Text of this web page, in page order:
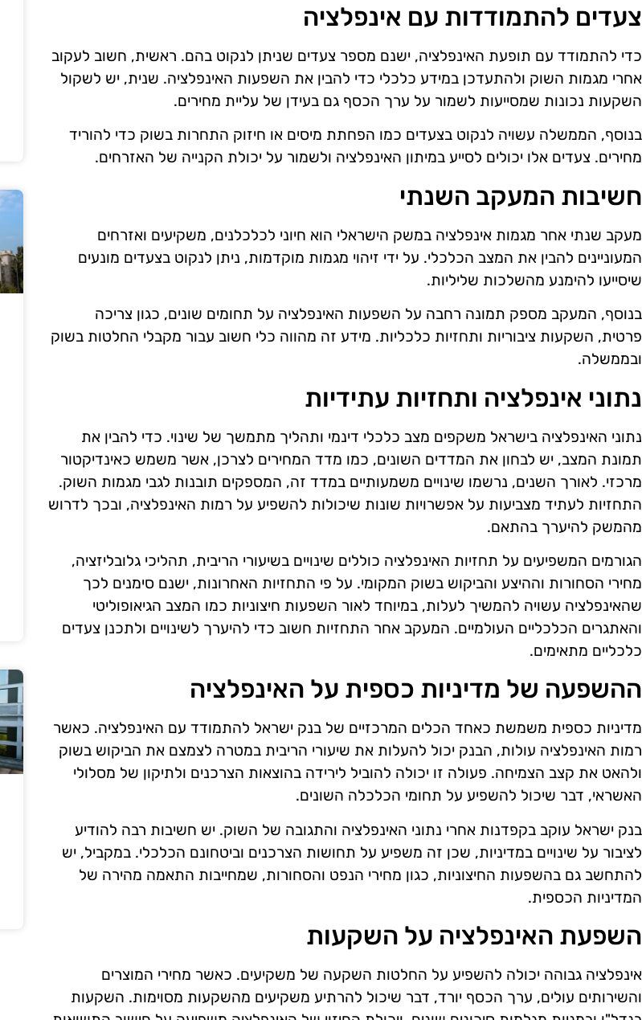
צעדים להתמודדות עם אינפלציה
כדי להתמודד עם תופעת האינפלציה, ישנם מספר צעדים שניתן לנקוט בהם. ראשית, חשוב לעקוב
אחרי מגמות השוק ולהתעדכן במידע כלכלי כדי להבין את השפעות האינפלציה. שנית, יש לשקול
השקעות נכונות שמסייעות לשמור על ערך הכסף גם בעידן של עליית מחירים.
בנוסף, הממשלה עשויה לנקוט בצעדים כמו הפחתת מיסים או חיזוק התחרות בשוק כדי להוריד
מחירים. צעדים אלו יכולים לסייע במיתון האינפלציה ולשמור על יכולת הקנייה של האזרחים.
חשיבות המעקב השנתי
מעקב שנתי אחר מגמות אינפלציה במשק הישראלי הוא חיוני לכלכלנים, משקיעים ואזרחים
המעוניינים להבין את המצב הכלכלי. על ידי זיהוי מגמות מוקדמות, ניתן לנקוט בצעדים מונעים
שיסייעו להימנע מהשלכות שליליות.
בנוסף, המעקב מספק תמונה רחבה על השפעות האינפלציה על תחומים שונים, כגון צריכה
פרטית, השקעות ציבוריות ותחזיות כלכליות. מידע זה מהווה כלי חשוב עבור מקבלי החלטות בשוק
ובממשלה.
נתוני אינפלציה ותחזיות עתידיות
נתוני האינפלציה בישראל משקפים מצב כלכלי דינמי ותהליך מתמשך של שינוי. כדי להבין את
תמונת המצב, יש לבחון את המדדים השונים, כמו מדד המחירים לצרכן, אשר משמש כאינדיקטור
מרכזי. לאורך השנים, נרשמו שינויים משמעותיים במדד זה, המספקים תובנות לגבי מגמות השוק.
התחזיות לעתיד מצביעות על אפשרויות שונות שיכולות להשפיע על רמות האינפלציה, ובכך לדרוש
מהמשק להיערך בהתאם.
הגורמים המשפיעים על תחזיות האינפלציה כוללים שינויים בשיעורי הריבית, תהליכי גלובליזציה,
מחירי הסחורות וההיצע והביקוש בשוק המקומי. על פי התחזיות האחרונות, ישנם סימנים לכך
שהאינפלציה עשויה להמשיך לעלות, במיוחד לאור השפעות חיצוניות כמו המצב הגיאופוליטי
והאתגרים הכלכליים העולמיים. המעקב אחר התחזיות חשוב כדי להיערך לשינויים ולתכנן צעדים
כלכליים מתאימים.
ההשפעה של מדיניות כספית על האינפלציה
מדיניות כספית משמשת כאחד הכלים המרכזיים של בנק ישראל להתמודד עם האינפלציה. כאשר
רמות האינפלציה עולות, הבנק יכול להעלות את שיעורי הריבית במטרה לצמצם את הביקוש בשוק
ולהאט את קצב הצמיחה. פעולה זו יכולה להוביל לירידה בהוצאות הצרכנים ולתיקון של מסלולי
האשראי, דבר שיכול להשפיע על תחומי הכלכלה השונים.
בנק ישראל עוקב בקפדנות אחרי נתוני האינפלציה והתגובה של השוק. יש חשיבות רבה להודיע
לציבור על שינויים במדיניות, שכן זה משפיע על תחושות הצרכנים וביטחונם הכלכלי. במקביל, יש
להתחשב גם בהשפעות החיצוניות, כגון מחירי הנפט והסחורות, שמחייבות התאמה מהירה של
המדיניות הכספית.
השפעת האינפלציה על השקעות
אינפלציה גבוהה יכולה להשפיע על החלטות השקעה של משקיעים. כאשר מחירי המוצרים
והשירותים עולים, ערך הכסף יורד, דבר שיכול להרתיע משקיעים מהשקעות מסוימות. השקעות